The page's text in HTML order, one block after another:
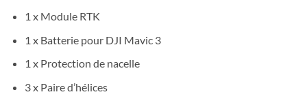
1 x Module RTK
1 x Batterie pour DJI Mavic 3
1 x Protection de nacelle
3 x Paire d’hélices